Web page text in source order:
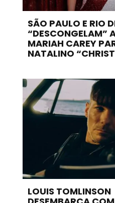
SÃO PAULO E RIO
“DESCONGELAM”
MARIAH CAREY
NATALINO
LOUIS TOMLINSON